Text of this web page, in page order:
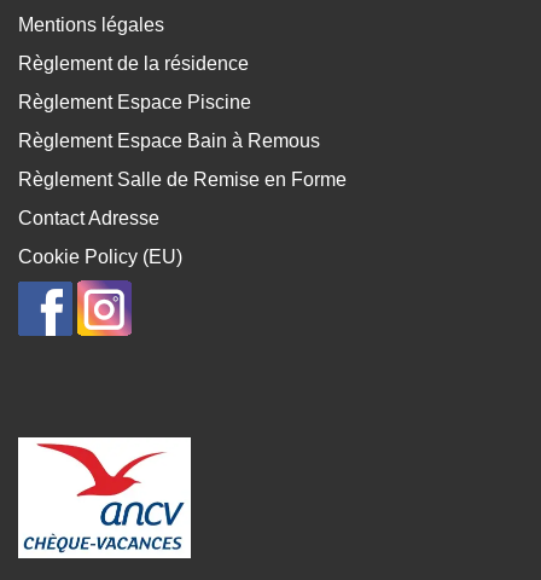
Mentions légales
Règlement de la résidence
Règlement Espace Piscine
Règlement Espace Bain à Remous
Règlement Salle de Remise en Forme
Contact Adresse
Cookie Policy (EU)